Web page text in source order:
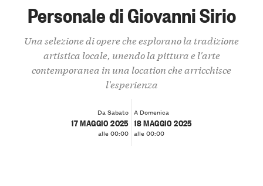
Personale di Giovanni Sirio
Una selezione di opere che esplorano la tradizione
artistica locale, unendo la pittura e l'arte
contemporanea in una location che arricchisce
l'esperienza
Da Sabato
17 MAGGIO 2025
alle 00:00
A Domenica
18 MAGGIO 2025
alle 00:00